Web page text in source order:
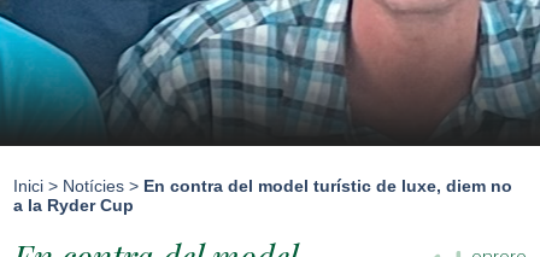
Inici > Notícies > En contra del model turístic de luxe, diem no
a la Ryder Cup